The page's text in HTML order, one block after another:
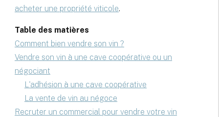
acheter une propriété viticole.
Table des matières
Comment bien vendre son vin ?
Vendre son vin à une cave coopérative ou un
négociant
L'adhésion à une cave coopérative
La vente de vin au négoce
Recruter un commercial pour vendre votre vin